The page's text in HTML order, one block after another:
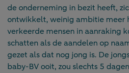
de onderneming in bezit heeft,
ontwikkelt, weinig ambitie meer
verkeerde mensen in aanraking
schatten als de aandelen op
gezet als dat nog jong is. De
baby-BV ooit, zou slechts 5